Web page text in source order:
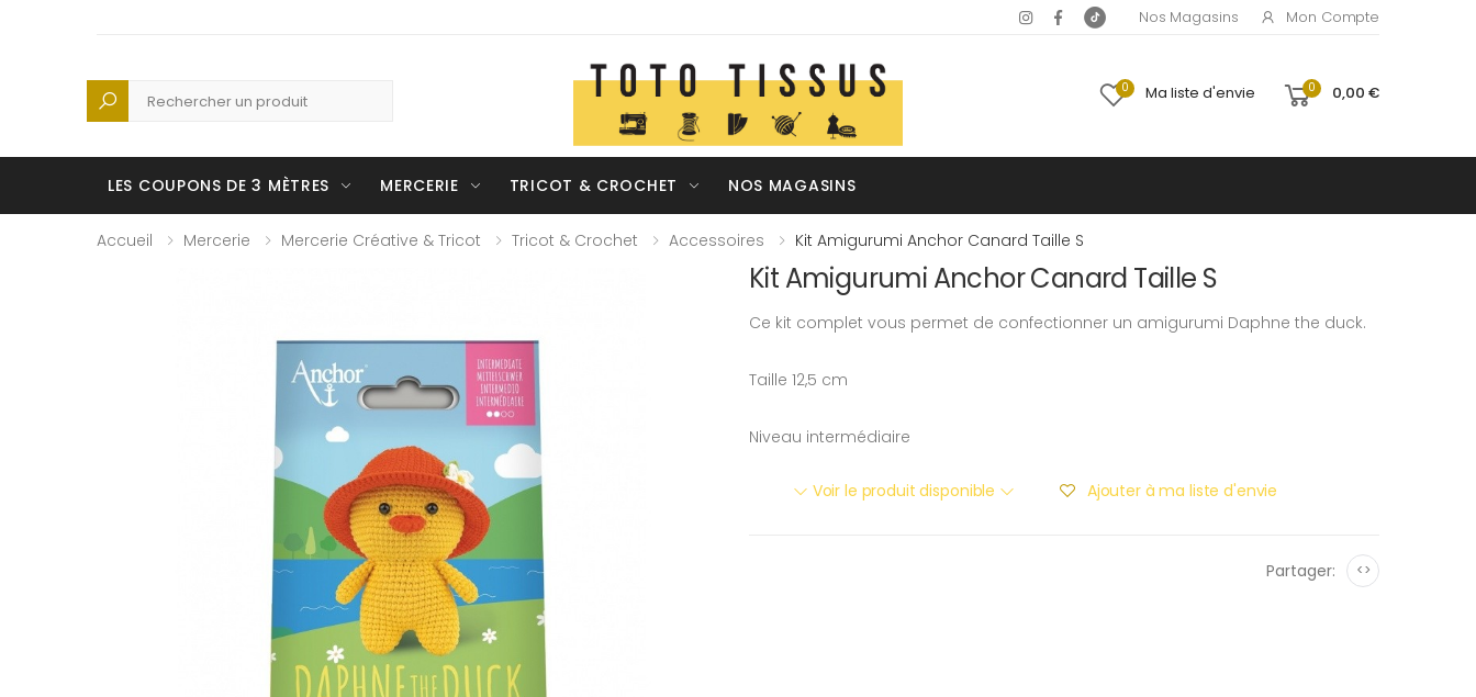
Nos Magasins Mon Compte
Recherche 0 Ma liste d'envie 0 0,00 €
LES COUPONS DE 3 MÈTRES MERCERIE TRICOT & CROCHET NOS MAGASINS
Accueil Mercerie Mercerie Créative & Tricot Tricot & Crochet Accessoires Kit Amigurumi Anchor Canard Taille S
Kit Amigurumi Anchor Canard Taille S
Ce kit complet vous permet de confectionner un amigurumi Daphne the duck.
Taille 12,5 cm
Niveau intermédiaire
Voir le produit disponible Ajouter à ma liste d'envie
Partager: <>